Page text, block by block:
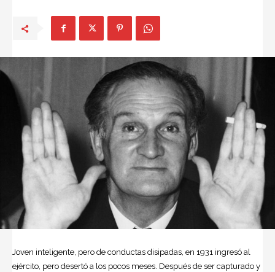
Joven inteligente, pero de conductas disipadas, en 1931 ingresó al
ejército, pero desertó a los pocos meses. Después de ser capturado y